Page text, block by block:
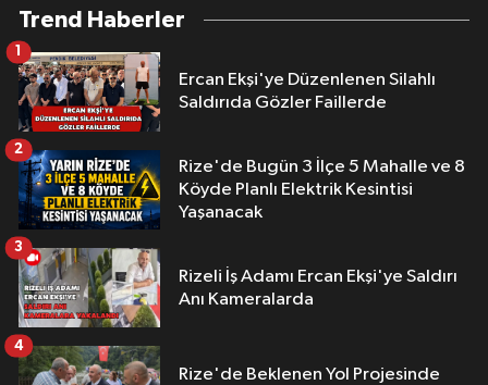
Trend Haberler
Ercan Ekşi'ye Düzenlenen Silahlı
Saldırıda Gözler Faillerde
1
Rize'de Bugün 3 İlçe 5 Mahalle ve 8
Köyde Planlı Elektrik Kesintisi
Yaşanacak
2
Rizeli İş Adamı Ercan Ekşi'ye Saldırı
Anı Kameralarda
3
Rize'de Beklenen Yol Projesinde
4